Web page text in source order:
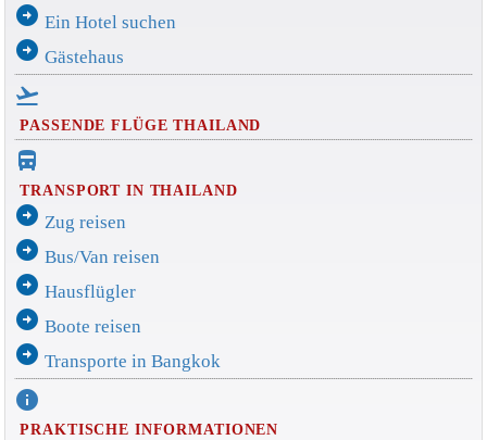
arrow_circle_right Ein Hotel suchen
arrow_circle_right Gästehaus
flight_takeoff
PASSENDE FLÜGE THAILAND
directions_bus_filled
TRANSPORT IN THAILAND
arrow_circle_right Zug reisen
arrow_circle_right Bus/Van reisen
arrow_circle_right Hausflügler
arrow_circle_right Boote reisen
arrow_circle_right Transporte in Bangkok
info
PRAKTISCHE INFORMATIONEN